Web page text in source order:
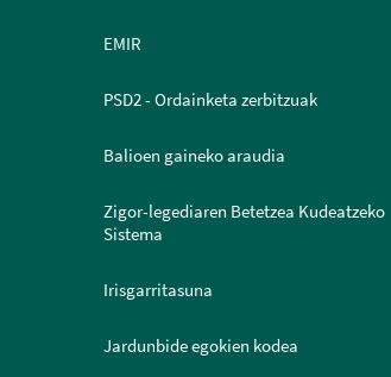
EMIR
PSD2 - Ordainketa zerbitzuak
Balioen gaineko araudia
Zigor-legediaren Betetzea Kudeatzeko
Sistema
Irisgarritasuna
Jardunbide egokien kodea